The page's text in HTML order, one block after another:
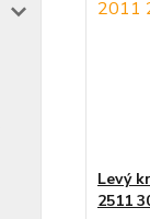
Levý
2511